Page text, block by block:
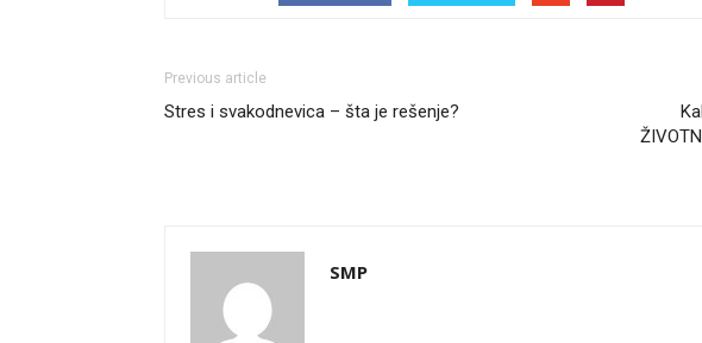
Previous article
Stres i svakodnevica – šta je rešenje?
SMP